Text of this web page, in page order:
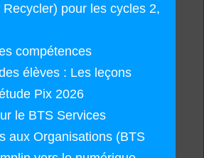
Recycler) pour les cycles 2,
compétences
élèves : Les leçons
Pix 2026
le BTS Services
aux Organisations (BTS